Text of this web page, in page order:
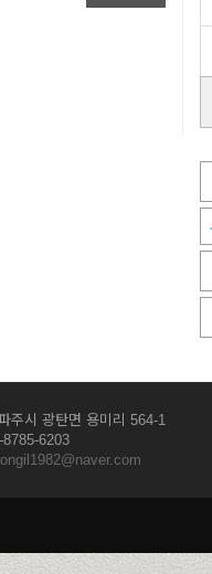
주시 광탄면 용미리 564-1
6203